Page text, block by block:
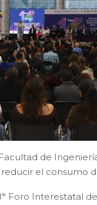
de
el consumo
Foro Interestatal